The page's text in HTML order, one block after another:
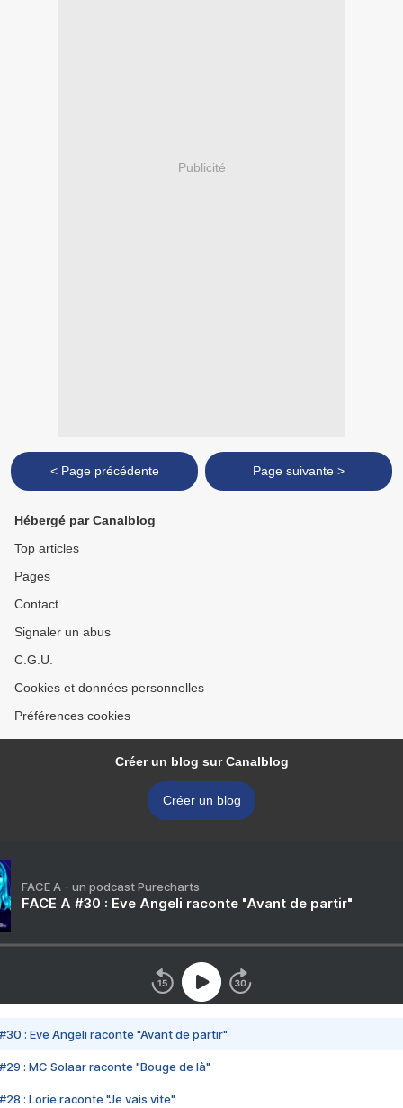
Publicité
< Page précédente Page suivante >
Hébergé par Canalblog
Top articles
Pages
Contact
Signaler un abus
C.G.U.
Cookies et données personnelles
Préférences cookies
Créer un blog sur Canalblog
Créer un blog
FACE A - un podcast Purecharts
FACE A #30 : Eve Angeli raconte "Avant de partir"
#30 : Eve Angeli raconte "Avant de partir"
#29 : MC Solaar raconte "Bouge de là"
#28 : Lorie raconte "Je vais vite"